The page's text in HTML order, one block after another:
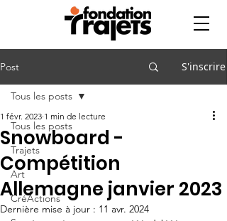
Post S'inscrire
Tous les posts
Trajets
Art
CréActions
Tous les posts
Snowboard -
Compétition
Allemagne janvier 2023
1 févr. 2023 1 min de lecture
Dernière mise à jour : 11 avr. 2024